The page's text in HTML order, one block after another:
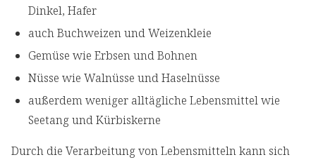
Dinkel, Hafer
auch Buchweizen und Weizenkleie
Gemüse wie Erbsen und Bohnen
Nüsse wie Walnüsse und Haselnüsse
außerdem weniger alltägliche Lebensmittel wie
Seetang und Kürbiskerne
Durch die Verarbeitung von Lebensmitteln kann sich